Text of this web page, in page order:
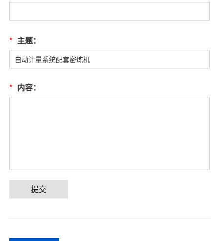
* 主题：
* 内容：
提交